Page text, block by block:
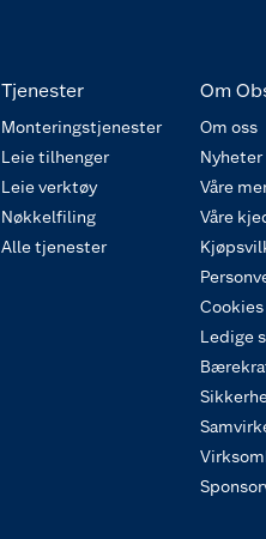
Tjenester
Monteringstjenester
Leie tilhenger
Leie verktøy
Nøkkelfiling
Alle tjenester
Om
Om oss
Nyheter
Våre
Våre
Cookies
Ledige